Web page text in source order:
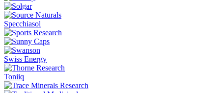
Specchiasol
Swiss Energy
Toniiq